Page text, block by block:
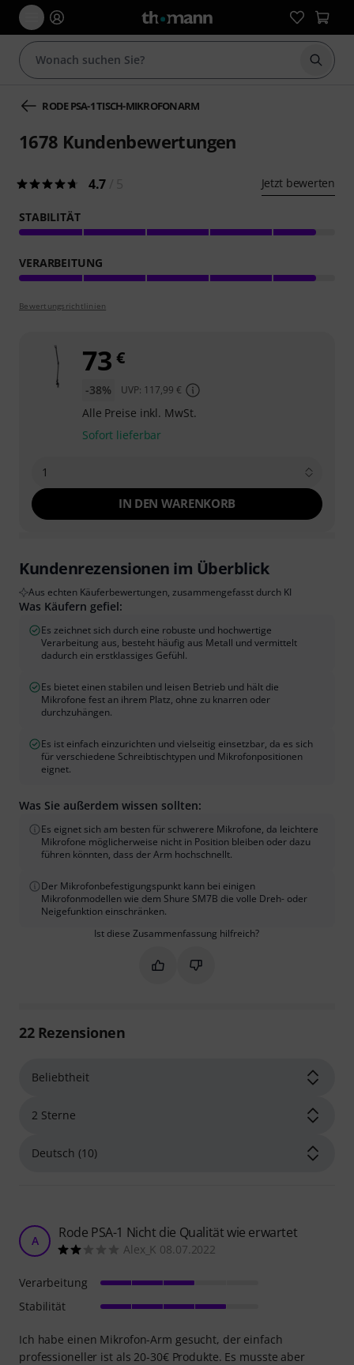
Suche
RODE PSA-1 TISCH-MIKROFONARM
1678 Kundenbewertungen
4.7 Jetzt bewerten
STABILITÄT
VERARBEITUNG
Bewertungsrichtlinien
73 €
-38% UVP: 117,99 €
Alle Preise inkl. MwSt.
Sofort lieferbar
1
IN DEN WARENKORB
Kundenrezensionen im Überblick
Aus echten Käuferbewertungen, zusammengefasst durch KI
Was Käufern gefiel:
Es zeichnet sich durch eine robuste und hochwertige
Verarbeitung aus, besteht häufig aus Metall und vermittelt
dadurch ein erstklassiges Gefühl.
Es bietet einen stabilen und leisen Betrieb und hält die
Mikrofone fest an ihrem Platz, ohne zu knarren oder
durchzuhängen.
Es ist einfach einzurichten und vielseitig einsetzbar, da es sich
für verschiedene Schreibtischtypen und Mikrofonpositionen
eignet.
Was Sie außerdem wissen sollten:
Es eignet sich am besten für schwerere Mikrofone, da leichtere
Mikrofone möglicherweise nicht in Position bleiben oder dazu
führen könnten, dass der Arm hochschnellt.
Der Mikrofonbefestigungspunkt kann bei einigen
Mikrofonmodellen wie dem Shure SM7B die volle Dreh- oder
Neigefunktion einschränken.
Ist diese Zusammenfassung hilfreich?
Markieren Sie diese
Markieren Sie diese
22Rezensionen
A Rode PSA-1 Nicht die Qualität wie erwartet
Alex_K 08.07.2022
Ich habe einen Mikrofon-Arm gesucht, der einfach
professioneller ist als 20-30€ Produkte. Es musste aber
Verarbeitung
Stabilität